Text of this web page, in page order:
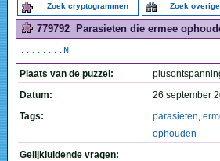
Zoek cryptogrammen Zoek
779792 Parasieten die ermee
........N
Plaats van de puzzel:
Datum:
26 september
Tags:
parasieten,
ophouden
Gelijkluidende vragen: